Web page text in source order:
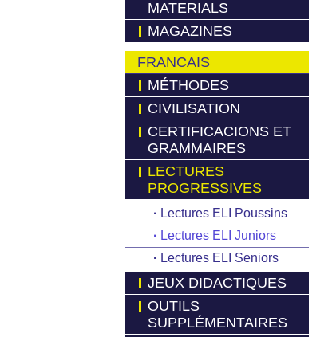
MATERIALS
MAGAZINES
FRANCAIS
MÉTHODES
CIVILISATION
CERTIFICACIONS ET
GRAMMAIRES
LECTURES
PROGRESSIVES
· Lectures ELI Poussins
· Lectures ELI Juniors
· Lectures ELI Seniors
JEUX DIDACTIQUES
OUTILS
SUPPLÉMENTAIRES